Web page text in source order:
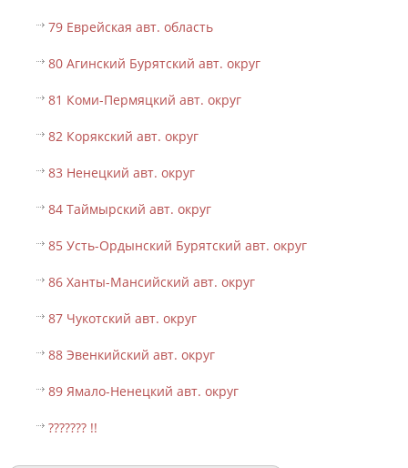
79 Еврейская авт. область
80 Агинский Бурятский авт. округ
81 Коми-Пермяцкий авт. округ
82 Корякский авт. округ
83 Ненецкий авт. округ
84 Таймырский авт. округ
85 Усть-Ордынский Бурятский авт. округ
86 Ханты-Мансийский авт. округ
87 Чукотский авт. округ
88 Эвенкийский авт. округ
89 Ямало-Ненецкий авт. округ
??????? !!